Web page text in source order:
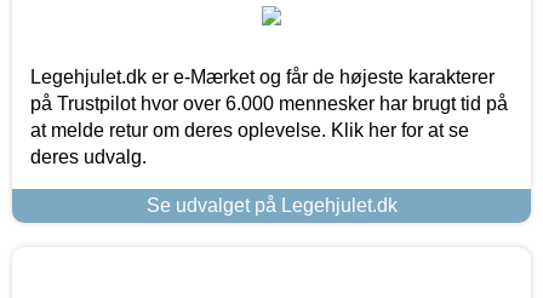
Legehjulet.dk er e-Mærket og får de højeste karakterer
på Trustpilot hvor over 6.000 mennesker har brugt tid på
at melde retur om deres oplevelse. Klik her for at se
deres udvalg.
Se udvalget på Legehjulet.dk